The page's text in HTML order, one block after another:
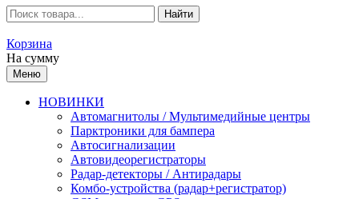
Найти
Корзина
На сумму
Меню
НОВИНКИ
Автомагнитолы / Мультимедийные центры
Парктроники для бампера
Автосигнализации
Автовидеорегистраторы
Радар-детекторы / Антирадары
Комбо-устройства (радар+регистратор)